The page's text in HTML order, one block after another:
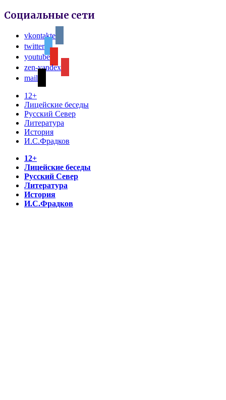
Социальные сети
vkontakte
twitter
youtube
zen-yandex
mail
12+
Лицейские беседы
Русский Север
Литература
История
И.С.Фрадков
12+
Лицейские беседы
Русский Север
Литература
История
И.С.Фрадков